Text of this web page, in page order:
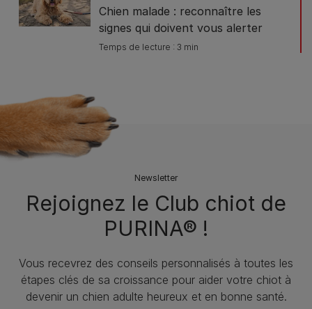
Chien malade : reconnaître les
signes qui doivent vous alerter
Temps de lecture : 3 min
Newsletter
Rejoignez le Club chiot de
PURINA® !
Vous recevrez des conseils personnalisés à toutes les
étapes clés de sa croissance pour aider votre chiot à
devenir un chien adulte heureux et en bonne santé.